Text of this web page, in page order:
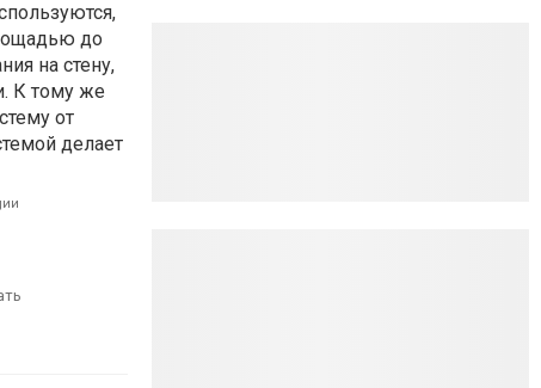
до
на стену,
К тому же
от
делает